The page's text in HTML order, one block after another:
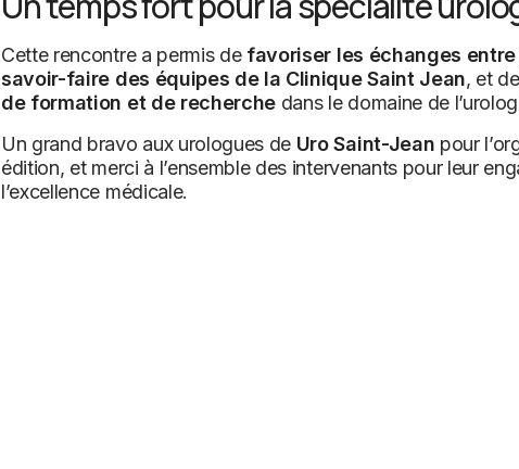
Cette rencontre a permis de favoriser les échanges
savoir-faire des équipes de la Clinique Saint Jean, et de
de formation et de recherche dans le domaine de
Un grand bravo aux urologues de Uro Saint-Jean pour
édition, et merci à l’ensemble des intervenants pour leur
l’excellence médicale.